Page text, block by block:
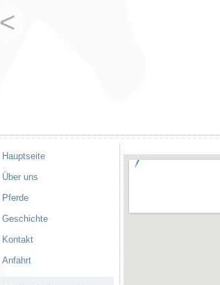
<
Hauptseite
Über uns
Pferde
Geschichte
Kontakt
Anfahrt